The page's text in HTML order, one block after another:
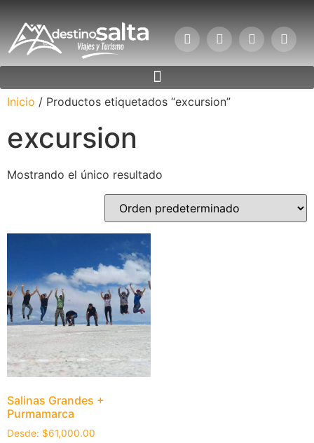
Inicio / Productos etiquetados “excursion”
excursion
Mostrando el único resultado
Salinas Grandes +
Purmamarca
Desde: $61,000.00